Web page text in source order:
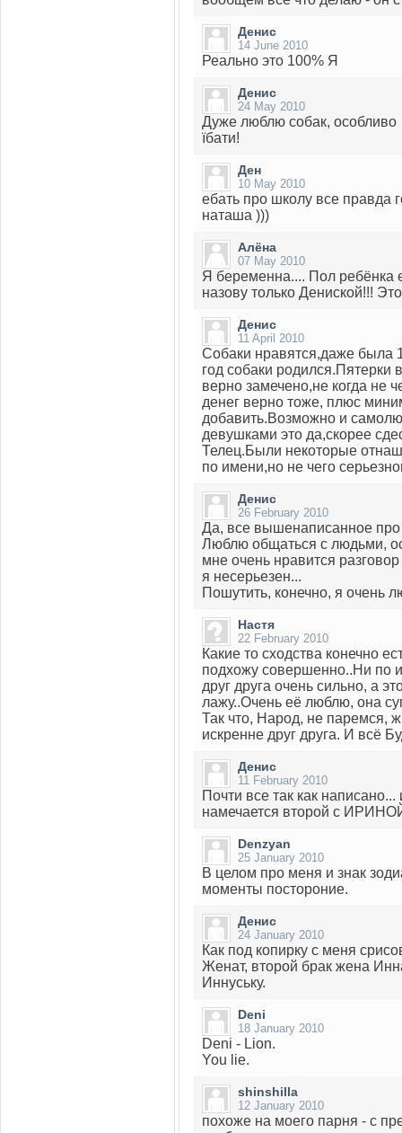
Денис
14 June 2010
Реально это 100% Я
Денис
24 May 2010
Дуже люблю собак, особливо
їбати!
Ден
10 May 2010
ебать про школу все правда
наташа )))
Алёна
07 May 2010
Я беременна.... Пол ребёнка
назову только Дениской!!!
Денис
11 April 2010
Собаки нравятся,даже была
год собаки родился.Пятерки
верно замечено,не когда не
денег верно тоже, плюс
добавить.Возможно и
девушками это да,скорее
Телец.Были некоторые
по имени,но не чего
Денис
26 February 2010
Да, все вышенаписанное
Люблю общаться с людьми,
мне очень нравится
я несерьезен...
Пошутить, конечно, я очень
Настя
22 February 2010
Какие то сходства конечно
подхожу совершенно..Ни по
друг друга очень сильно, а
лажу..Очень её люблю, она
Так что, Народ, не паремся,
искренне друг друга. И всё
Денис
11 February 2010
Почти все так как
намечается второй с
Denzyan
25 January 2010
В целом про меня и знак
моменты постороние.
Денис
24 January 2010
Как под копирку с меня
Женат, второй брак жена
Иннуську.
Deni
18 January 2010
Deni - Lion.
You lie.
shinshilla
12 January 2010
похоже на моего парня - с